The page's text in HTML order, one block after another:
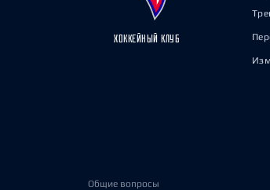
ХОККЕЙНЫЙ КЛУБ
Общие вопросы